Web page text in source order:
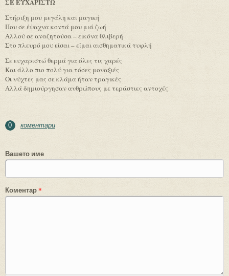
Στήριξη μου μεγάλη και μαγική
Που σε έψαχνα κοντά μου μιά ζωή
Αλλού σε αναζητούσα – εικόνα θλιβερή
Στο πλευρό μου είσαι – είμαι αισθηματικά τυφλή
Σε ευχαριστώ θερμά για όλες τις χαρές
Και άλλο πιο πολύ για τόσες μοναξιές
Οι νύχτες μας σε κλάμα ήταν τραγικές
Αλλά δημιούργησαν ανθρώπους με τεράστιες αντοχές
0 коментари
Вашето име
Коментар*